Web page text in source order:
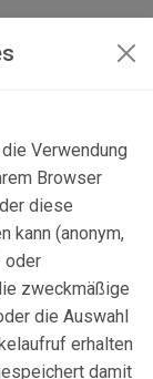
Verwendung
Browser
diese
kann (anonym,
oder
zweckmäßige
die Auswahl
erhalten
damit